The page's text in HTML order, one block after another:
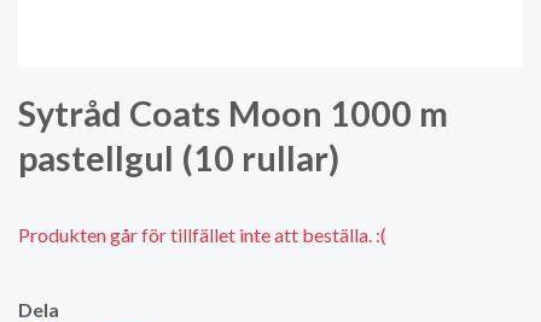
Sytråd Coats Moon 1000 m
pastellgul (10 rullar)
Produkten går för tillfället inte att beställa. :(
Dela